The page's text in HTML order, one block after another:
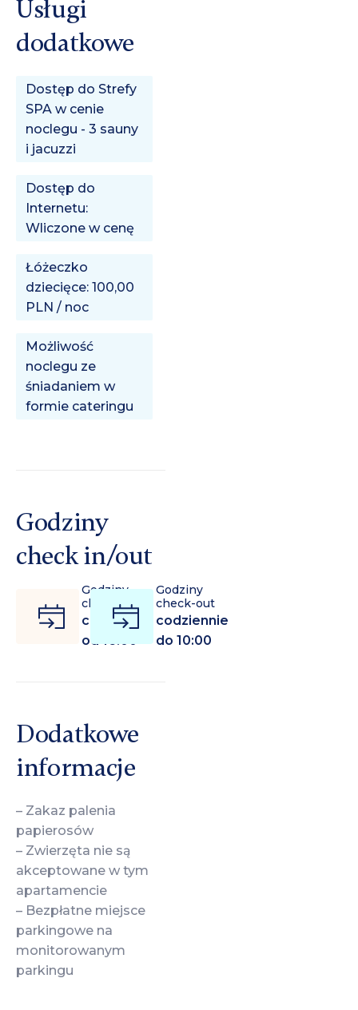
Usługi
dodatkowe
Dostęp do Strefy
SPA w cenie
noclegu - 3 sauny
i jacuzzi
Dostęp do
Internetu:
Wliczone w cenę
Łóżeczko
dziecięce: 100,00
PLN / noc
Możliwość
noclegu ze
śniadaniem w
formie cateringu
Godziny
check in/out
Godziny
check-in
codziennie
od 16:00
Godziny
check-out
codziennie
do 10:00
Dodatkowe
informacje
– Zakaz palenia
papierosów
– Zwierzęta nie są
akceptowane w tym
apartamencie
– Bezpłatne miejsce
parkingowe na
monitorowanym
parkingu